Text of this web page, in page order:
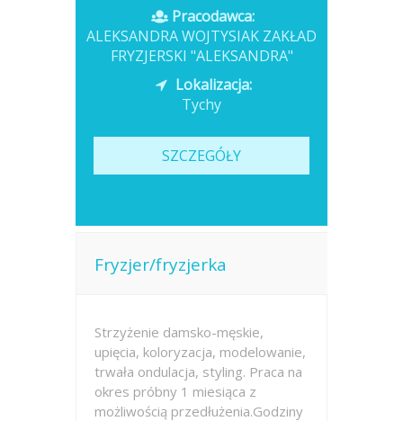
Pracodawca:
ALEKSANDRA WOJTYSIAK ZAKŁAD
FRYZJERSKI "ALEKSANDRA"
Lokalizacja:
Tychy
SZCZEGÓŁY
Fryzjer/fryzjerka
Strzyżenie damsko-męskie,
upięcia, koloryzacja, modelowanie,
trwała ondulacja, styling. Praca na
okres próbny 1 miesiąca z
możliwością przedłużenia.Godziny